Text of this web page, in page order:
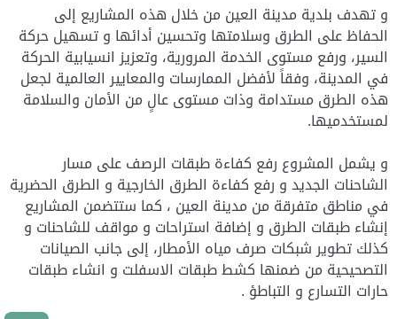
و تهدف بلدية مدينة العين من خلال هذه المشاريع إلى
الحفاظ على الطرق وسلامتها وتحسين أدائها و تسهيل حركة
السير، ورفع مستوى الخدمة المرورية، وتعزيز انسيابية الحركة
في المدينة، وفقاً لأفضل الممارسات والمعايير العالمية لجعل
هذه الطرق مستدامة وذات مستوى عالٍ من الأمان والسلامة
لمستخدميها.
و يشمل المشروع رفع كفاءة طبقات الرصف على مسار
الشاحنات الجديد و رفع كفاءة الطرق الخارجية و الطرق الحضرية
في مناطق متفرقة من مدينة العين ، كما ستتضمن المشاريع
إنشاء طبقات الطرق و إضافة استراحات و مواقف للشاحنات و
كذلك تطوير شبكات صرف مياه الأمطار، إلى جانب الصيانات
التصحيحية من ضمنها كشط طبقات الاسفلت و انشاء طبقات
حارات التسارع و التباطؤ .